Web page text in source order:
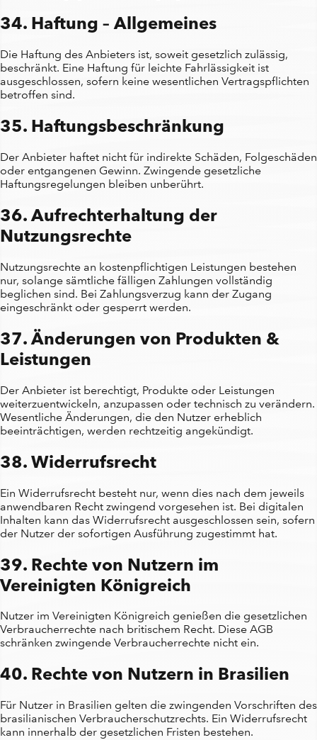
34. Haftung – Allgemeines
Die Haftung des Anbieters ist, soweit gesetzlich zulässig,
beschränkt. Eine Haftung für leichte Fahrlässigkeit ist
ausgeschlossen, sofern keine wesentlichen Vertragspflichten
betroffen sind.
35. Haftungsbeschränkung
Der Anbieter haftet nicht für indirekte Schäden, Folgeschäden
oder entgangenen Gewinn. Zwingende gesetzliche
Haftungsregelungen bleiben unberührt.
36. Aufrechterhaltung der
Nutzungsrechte
Nutzungsrechte an kostenpflichtigen Leistungen bestehen
nur, solange sämtliche fälligen Zahlungen vollständig
beglichen sind. Bei Zahlungsverzug kann der Zugang
eingeschränkt oder gesperrt werden.
37. Änderungen von Produkten &
Leistungen
Der Anbieter ist berechtigt, Produkte oder Leistungen
weiterzuentwickeln, anzupassen oder technisch zu verändern.
Wesentliche Änderungen, die den Nutzer erheblich
beeinträchtigen, werden rechtzeitig angekündigt.
38. Widerrufsrecht
Ein Widerrufsrecht besteht nur, wenn dies nach dem jeweils
anwendbaren Recht zwingend vorgesehen ist. Bei digitalen
Inhalten kann das Widerrufsrecht ausgeschlossen sein, sofern
der Nutzer der sofortigen Ausführung zugestimmt hat.
39. Rechte von Nutzern im
Vereinigten Königreich
Nutzer im Vereinigten Königreich genießen die gesetzlichen
Verbraucherrechte nach britischem Recht. Diese AGB
schränken zwingende Verbraucherrechte nicht ein.
40. Rechte von Nutzern in Brasilien
Für Nutzer in Brasilien gelten die zwingenden Vorschriften des
brasilianischen Verbraucherschutzrechts. Ein Widerrufsrecht
kann innerhalb der gesetzlichen Fristen bestehen.